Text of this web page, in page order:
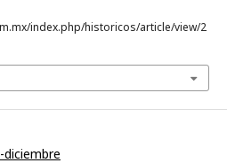
index.php/historicos/article/view/2
diciembre